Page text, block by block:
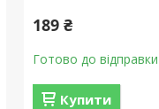
189 ₴
Готово до відправки
Купити